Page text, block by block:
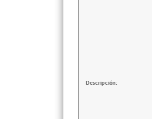
Descripción: